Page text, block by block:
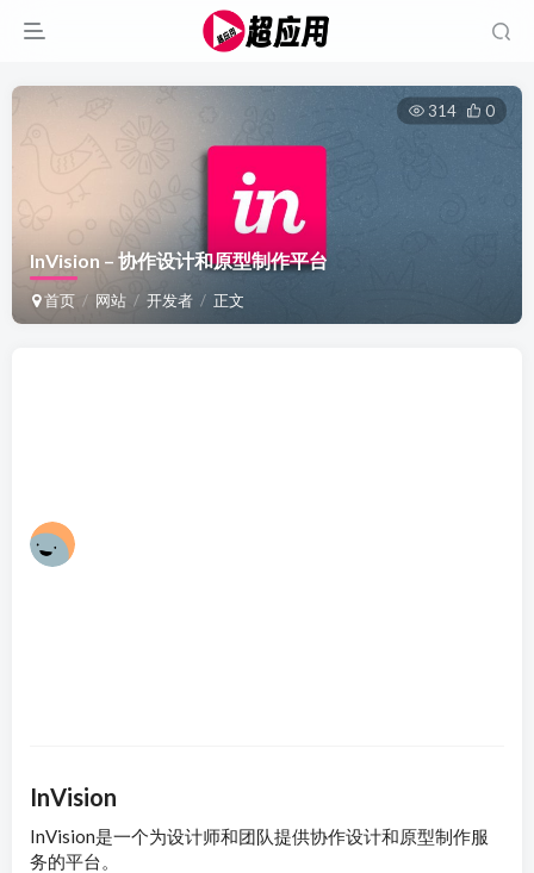
InVision – 协作设计和原型制作平台
首页 网站 开发者 正文
314 0
InVision
InVision是一个为设计师和团队提供协作设计和原型制作服
务的平台。